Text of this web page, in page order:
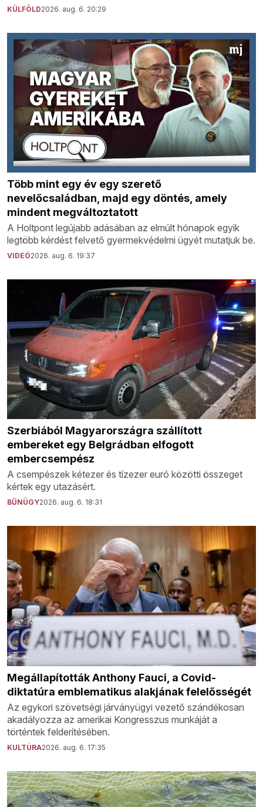
KÜLFÖLD2026. aug. 6. 20:29
Több mint egy év egy szerető
nevelőcsaládban, majd egy döntés, amely
mindent megváltoztatott
A Holtpont legújabb adásában az elmúlt hónapok egyik
legtöbb kérdést felvető gyermekvédelmi ügyét mutatjuk be.
VIDEÓ2026. aug. 6. 19:37
Szerbiából Magyarországra szállított
embereket egy Belgrádban elfogott
embercsempész
A csempészek kétezer és tízezer euró közötti összeget
kértek egy utazásért.
BŰNÜGY2026. aug. 6. 18:31
Megállapították Anthony Fauci, a Covid-
diktatúra emblematikus alakjának felelősségét
Az egykori szövetségi járványügyi vezető szándékosan
akadályozza az amerikai Kongresszus munkáját a
történtek felderítésében.
KULTÚRA2026. aug. 6. 17:35